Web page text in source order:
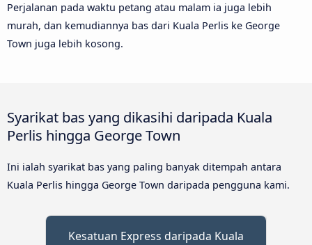
Perjalanan pada waktu petang atau malam ia juga lebih
murah, dan kemudiannya bas dari Kuala Perlis ke George
Town juga lebih kosong.
Syarikat bas yang dikasihi daripada Kuala
Perlis hingga George Town
Ini ialah syarikat bas yang paling banyak ditempah antara
Kuala Perlis hingga George Town daripada pengguna kami.
Kesatuan Express daripada Kuala